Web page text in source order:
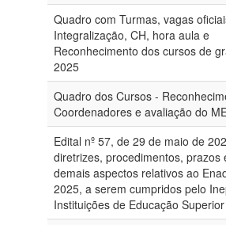
Quadro com Turmas, vagas
Integralização, CH, hora aula e
Reconhecimento dos cursos de
2025
Quadro dos Cursos -
Coordenadores e avaliação do
Edital nº 57, de 29 de maio de
diretrizes, procedimentos, prazos
demais aspectos relativos ao
2025, a serem cumpridos pelo
Instituições de Educação